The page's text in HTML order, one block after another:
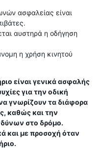
ασφαλείας είναι
αυστηρά η οδήγηση
η χρήση κινητού
είναι γενικά ασφαλής
για την οδική
γνωρίζουν τα διάφορα
καθώς και την
στο δρόμο.
και με προσοχή όταν